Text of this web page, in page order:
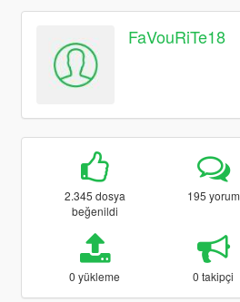
FaVouRiTe18
2.345 dosya
beğenildi
195 yorum
0 yükleme 0 takipçi